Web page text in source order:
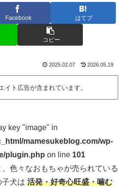
Facebook はてブ
コピー
2025.02.07 2026.05.19
イト広告が含まれています。
key "image" in
mamesukeblog.com/wp-
plugin.php on line 101
色々なおもちゃが売られている
子犬は 活発・好奇心旺盛・噛む